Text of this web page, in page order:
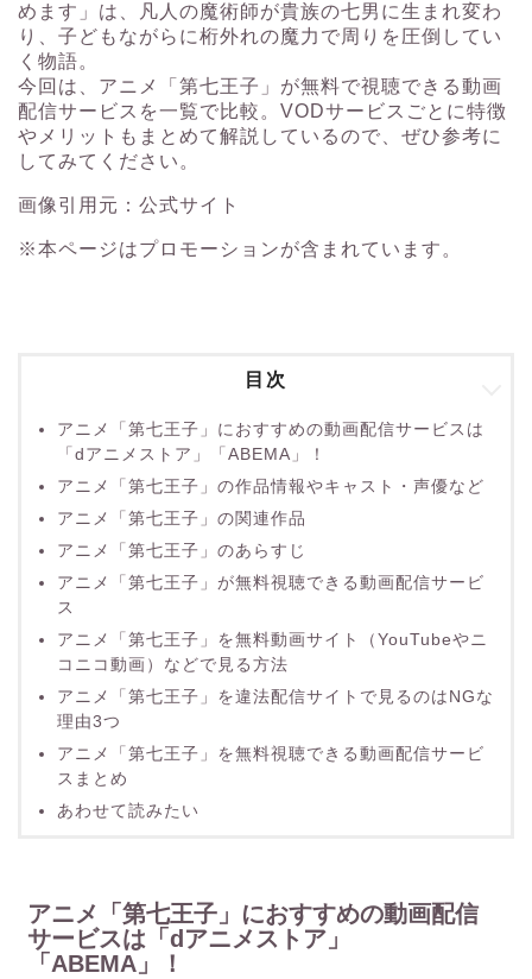
めます」は、凡人の魔術師が貴族の七男に生まれ変わ
り、子どもながらに桁外れの魔力で周りを圧倒してい
く物語。
今回は、アニメ「第七王子」が無料で視聴できる動画
配信サービスを一覧で比較。VODサービスごとに特徴
やメリットもまとめて解説しているので、ぜひ参考に
してみてください。
画像引用元： 公式サイト
※本ページはプロモーションが含まれています。
目次
アニメ「第七王子」におすすめの動画配信サービスは
「dアニメストア」「ABEMA」！
アニメ「第七王子」の作品情報やキャスト・声優など
アニメ「第七王子」の関連作品
アニメ「第七王子」のあらすじ
アニメ「第七王子」が無料視聴できる動画配信サービ
ス
アニメ「第七王子」を無料動画サイト（YouTubeやニ
コニコ動画）などで見る方法
アニメ「第七王子」を違法配信サイトで見るのはNGな
理由3つ
アニメ「第七王子」を無料視聴できる動画配信サービ
スまとめ
あわせて読みたい
アニメ「第七王子」におすすめの動画配信
サービスは「dアニメストア」
「ABEMA」！